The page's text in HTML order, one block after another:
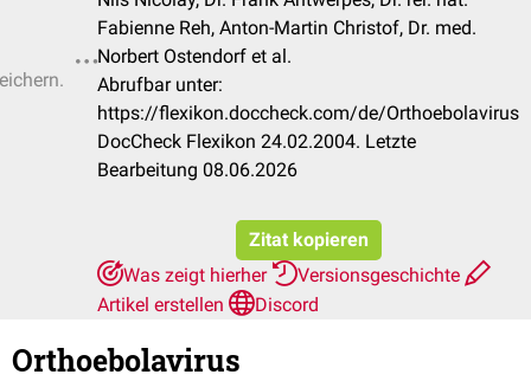
Fabienne Reh, Anton-Martin Christof, Dr. med.
Norbert Ostendorf et al.
Abrufbar unter:
https://flexikon.doccheck.com/de/Orthoebolavirus
DocCheck Flexikon 24.02.2004. Letzte
Bearbeitung 08.06.2026
Zitat kopieren
Was zeigt hierher
Versionsgeschichte
Artikel erstellen
Discord
Orthoebolavirus